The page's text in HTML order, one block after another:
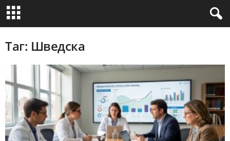
Таг: Шведска